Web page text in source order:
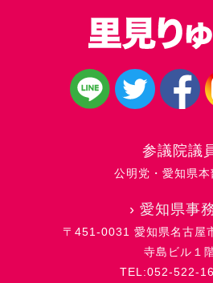
参議院議
公明党・愛知県本
› 愛知県事
〒451-0031 愛知県名古屋
寺島ビル１
TEL:052-522-